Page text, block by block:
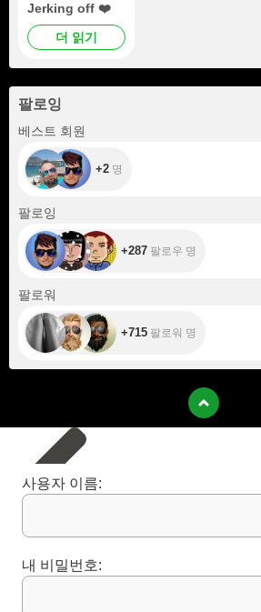
Jerking off ❤️
더 읽기
팔로잉
베스트 회원
+2 명
팔로잉
+287 팔로우 명
팔로워
+715 팔로워 명
사용자 이름:
내 비밀번호: